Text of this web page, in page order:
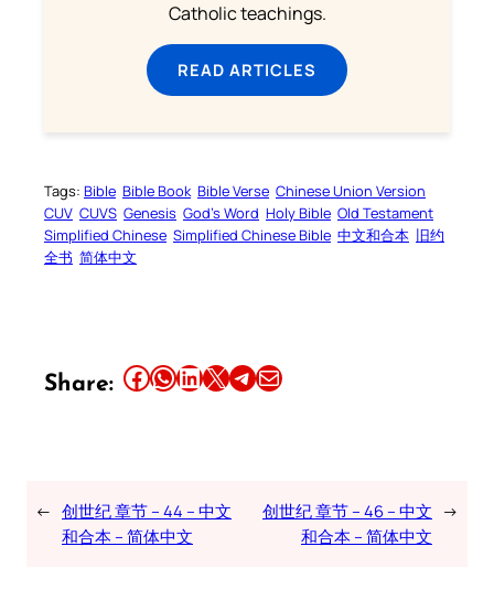
Catholic teachings.
READ ARTICLES
Tags: Bible Bible Book Bible Verse Chinese Union Version
CUV CUVS Genesis God’s Word Holy Bible Old Testament
Simplified Chinese Simplified Chinese Bible 中文和合本 旧约
全书 简体中文
Share: Share this article on Facebook Share this article on WhatsApp Share this article on LinkedIn Share this article on X Share this article on TelegramEmail this Article
← 创世纪 章节 – 44 – 中文
和合本 – 简体中文
创世纪 章节 – 46 – 中文
和合本 – 简体中文
→